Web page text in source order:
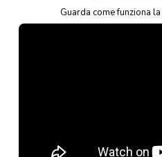
Guarda come funziona